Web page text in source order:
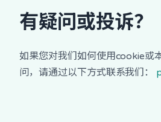
有疑问或投诉？
如果您对我们如何使用cookie或
问，请通过以下方式联系我们：